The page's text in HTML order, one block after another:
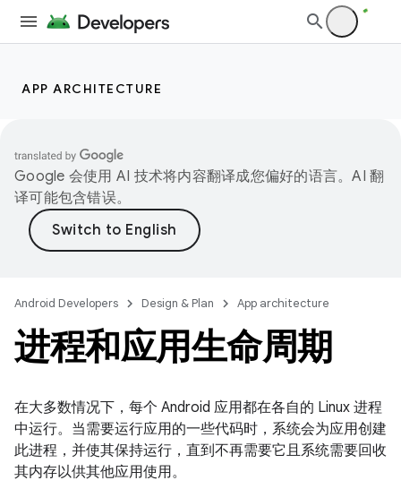
APP ARCHITECTURE
Google 会使用 AI 技术将内容翻译成您偏好的语言。AI 翻
译可能包含错误。
Android Developers Design & Plan App architecture
进程和应用生命周期
在大多数情况下，每个 Android 应用都在各自的 Linux 进程
中运行。当需要运行应用的一些代码时，系统会为应用创建
此进程，并使其保持运行，直到不再需要它且系统需要回收
其内存以供其他应用使用。